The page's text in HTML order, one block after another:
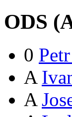
ODS (
0
A
A